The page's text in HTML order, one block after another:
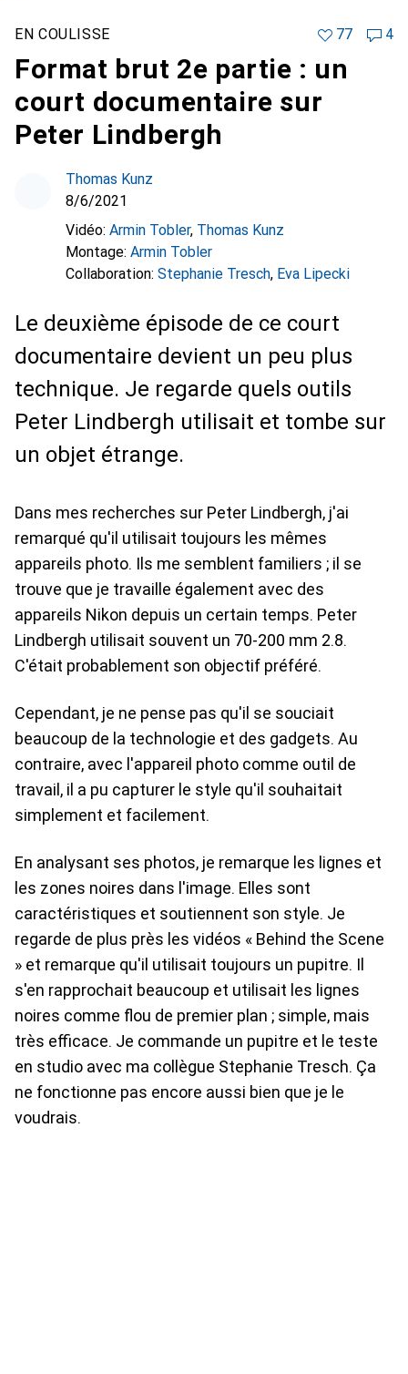
EN COULISSE 77 4
Format brut 2e partie : un
court documentaire sur
Peter Lindbergh
Thomas Kunz
8/6/2021
Vidéo: Armin Tobler, Thomas Kunz
Montage: Armin Tobler
Collaboration: Stephanie Tresch, Eva Lipecki
Le deuxième épisode de ce court
documentaire devient un peu plus
technique. Je regarde quels outils
Peter Lindbergh utilisait et tombe sur
un objet étrange.
Dans mes recherches sur Peter Lindbergh, j'ai
remarqué qu'il utilisait toujours les mêmes
appareils photo. Ils me semblent familiers ; il se
trouve que je travaille également avec des
appareils Nikon depuis un certain temps. Peter
Lindbergh utilisait souvent un 70-200 mm 2.8.
C'était probablement son objectif préféré.
Cependant, je ne pense pas qu'il se souciait
beaucoup de la technologie et des gadgets. Au
contraire, avec l'appareil photo comme outil de
travail, il a pu capturer le style qu'il souhaitait
simplement et facilement.
En analysant ses photos, je remarque les lignes et
les zones noires dans l'image. Elles sont
caractéristiques et soutiennent son style. Je
regarde de plus près les vidéos « Behind the Scene
» et remarque qu'il utilisait toujours un pupitre. Il
s'en rapprochait beaucoup et utilisait les lignes
noires comme flou de premier plan ; simple, mais
très efficace. Je commande un pupitre et le teste
en studio avec ma collègue Stephanie Tresch. Ça
ne fonctionne pas encore aussi bien que je le
voudrais.